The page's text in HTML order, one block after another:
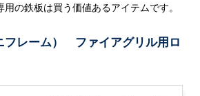
の鉄板は買う価値あるアイテムです。
フレーム） ファイアグリル用ロ